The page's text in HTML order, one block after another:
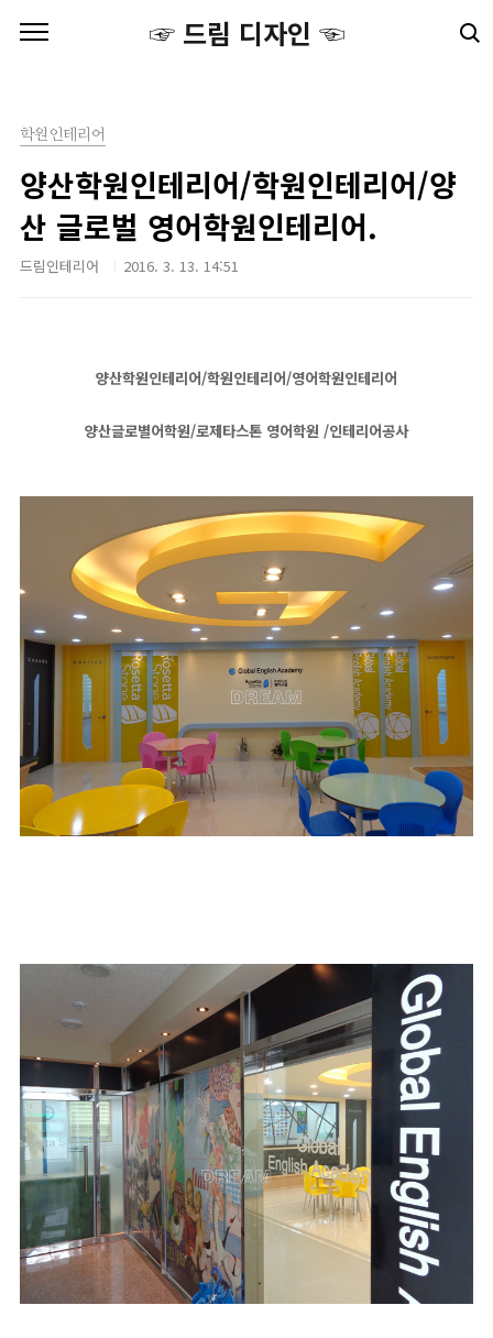
☞ 드림 디자인 ☜
학원인테리어
양산학원인테리어/학원인테리어/양
산 글로벌 영어학원인테리어.
드림인테리어 2016. 3. 13. 14:51
양산학원인테리어/학원인테리어/영어학원인테리어
양산글로별어학원/로제타스톤 영어학원 /인테리어공사